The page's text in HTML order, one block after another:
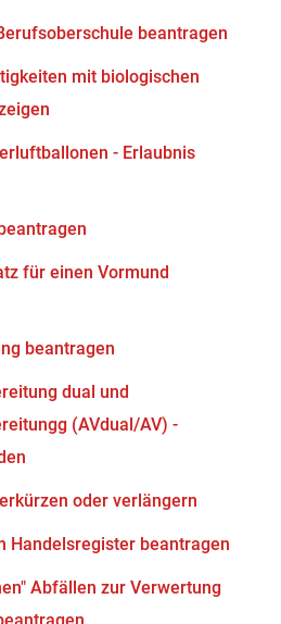
beantragen
mit biologischen
- Erlaubnis
für einen Vormund
beantragen
dual und
(AVdual/AV) -
oder verlängern
Handelsregister beantragen
Abfällen zur Verwertung